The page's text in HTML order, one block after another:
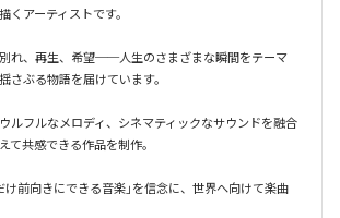
くアーティストです。
れ、再生、希望──人生のさまざまな瞬間をテーマ
さぶる物語を届けています。
ルフルなメロディ、シネマティックなサウンドを融合
て共感できる作品を制作。
け前向きにできる音楽」を信念に、世界へ向けて楽曲